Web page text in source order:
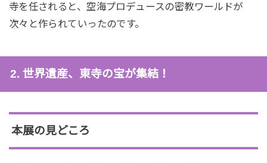
寺を任されると、空海プロデュースの密教ワールドが
次々と作られていったのです。
2. 世界遺産、東寺の宝が集結！
本展の見どころ